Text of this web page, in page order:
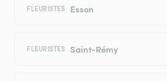
FLEURISTES Esson
FLEURISTES Saint-Rémy